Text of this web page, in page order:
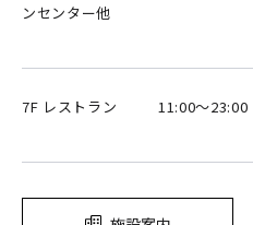
ンセンター他
7F レストラン 11:00～23:00